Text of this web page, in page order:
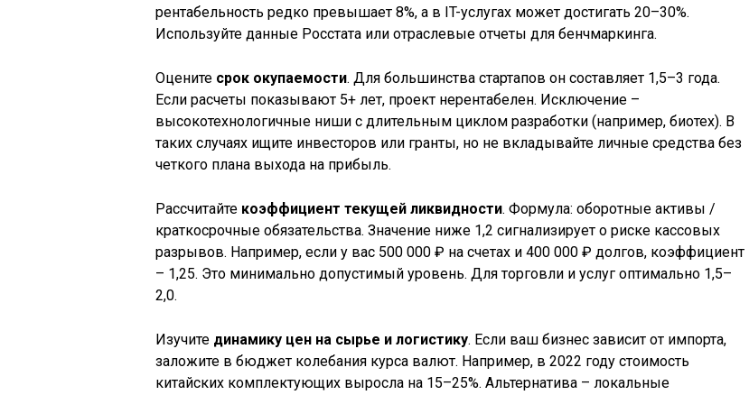
рентабельность редко превышает 8%, а в IT-услугах может достигать 20–30%.
Используйте данные Росстата или отраслевые отчеты для бенчмаркинга.
Оцените срок окупаемости. Для большинства стартапов он составляет 1,5–3 года.
Если расчеты показывают 5+ лет, проект нерентабелен. Исключение –
высокотехнологичные ниши с длительным циклом разработки (например, биотех). В
таких случаях ищите инвесторов или гранты, но не вкладывайте личные средства без
четкого плана выхода на прибыль.
Рассчитайте коэффициент текущей ликвидности. Формула: оборотные активы /
краткосрочные обязательства. Значение ниже 1,2 сигнализирует о риске кассовых
разрывов. Например, если у вас 500 000 ₽ на счетах и 400 000 ₽ долгов, коэффициент
– 1,25. Это минимально допустимый уровень. Для торговли и услуг оптимально 1,5–
2,0.
Изучите динамику цен на сырье и логистику. Если ваш бизнес зависит от импорта,
заложите в бюджет колебания курса валют. Например, в 2022 году стоимость
китайских комплектующих выросла на 15–25%. Альтернатива – локальные